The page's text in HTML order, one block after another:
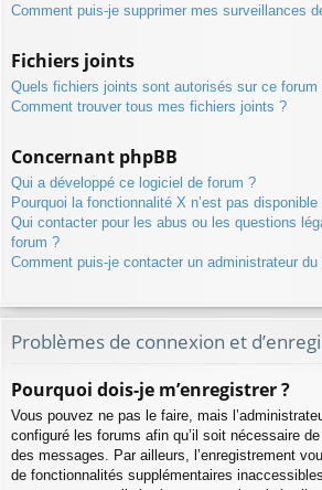
Comment puis-je supprimer mes surveillances
Fichiers joints
Quels fichiers joints sont autorisés sur ce forum
Comment trouver tous mes fichiers joints ?
Concernant phpBB
Qui a développé ce logiciel de forum ?
Pourquoi la fonctionnalité X n’est pas disponible
Qui contacter pour les abus ou les questions
forum ?
Comment puis-je contacter un administrateur du
Problèmes de connexion et
Pourquoi dois-je m’enregistrer ?
Vous pouvez ne pas le faire, mais
configuré les forums afin qu’il soit nécessaire
des messages. Par ailleurs, l’enregistrement
de fonctionnalités supplémentaires